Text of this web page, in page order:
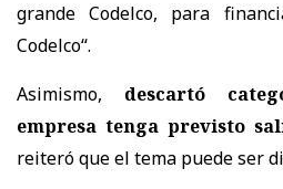
grande Codelco, para
Codelco“.
Asimismo, descartó
empresa tenga previsto
reiteró que el tema puede ser